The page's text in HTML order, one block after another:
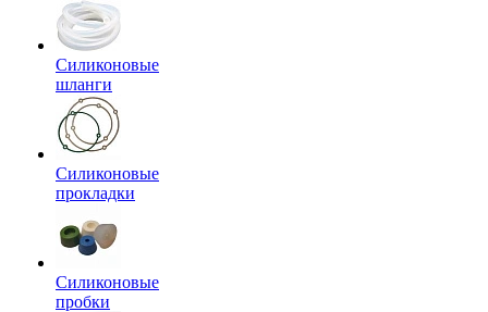
Силиконовые
шланги
Силиконовые
прокладки
Силиконовые
пробки